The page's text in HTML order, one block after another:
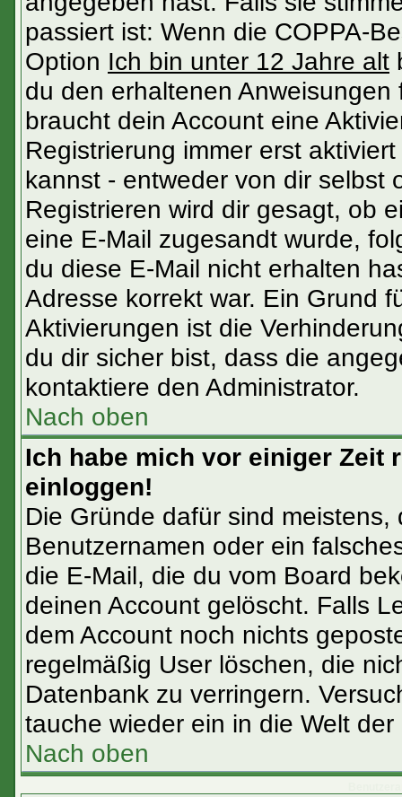
passiert ist: Wenn die COPPA-
Option Ich bin unter 12 Jahre alt
du den erhaltenen
braucht dein Account eine
Registrierung immer erst
kannst - entweder von dir selbst
Registrieren wird dir gesagt, ob
eine E-Mail zugesandt wurde,
du diese E-Mail nicht erhalten
Adresse korrekt war. Ein Grund
Aktivierungen ist die
du dir sicher bist, dass die
kontaktiere den Administrator.
Nach oben
Ich habe mich vor einiger Zeit
einloggen!
Die Gründe dafür sind
Benutzernamen oder ein
die E-Mail, die du vom Board
deinen Account gelöscht. Falls
dem Account noch nichts
regelmäßig User löschen, die
Datenbank zu verringern.
tauche wieder ein in die Welt
Nach oben